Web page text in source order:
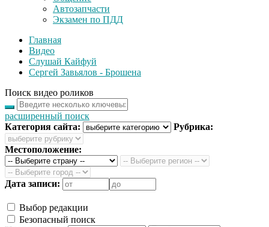
Автозапчасти
Экзамен по ПДД
Главная
Видео
Слушай Кайфуй
Сергей Завьялов - Брошена
Поиск видео роликов
расширенный поиск
Категория сайта:
Рубрика:
Местоположение:
Дата записи:
Выбор редакции
Безопасный поиск